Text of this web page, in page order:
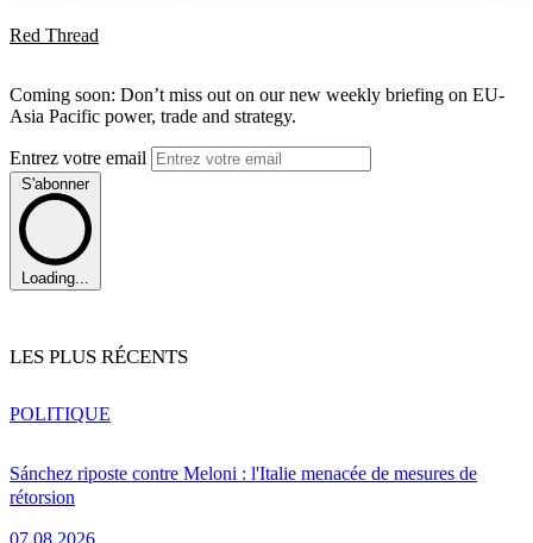
Red Thread
Coming soon: Don’t miss out on our new weekly briefing on EU-
Asia Pacific power, trade and strategy.
Entrez votre email
S'abonner
Loading...
LES PLUS RÉCENTS
Sánchez riposte contre Meloni : l'Italie menacée de mesures de
rétorsion
POLITIQUE